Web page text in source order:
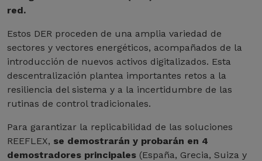
red.
Estos DER proceden de una amplia variedad de
sectores y vectores energéticos, acompañados de la
introducción de nuevos activos digitalizados. Esta
descentralización plantea importantes retos a la
resiliencia del sistema y a la incertidumbre de las
rutinas de control tradicionales.
Para garantizar la replicabilidad de las soluciones
REEFLEX, se demostrarán y probarán en 4
demostradores principales (España, Grecia, Suiza y